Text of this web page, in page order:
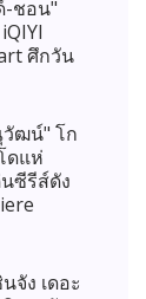
-ชอน"
ศึกวัน
วัฒน์" โก
ดแห่
ซีรีส์ดัง
จัง เดอะ